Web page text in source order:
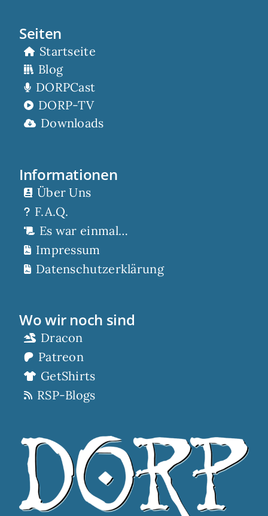
Seiten
Startseite
Blog
DORPCast
DORP-TV
Downloads
Informationen
Über Uns
F.A.Q.
Es war einmal…
Impressum
Datenschutzerklärung
Wo wir noch sind
Dracon
Patreon
GetShirts
RSP-Blogs